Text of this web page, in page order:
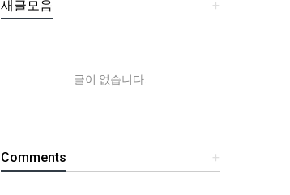
+
새글모음
글이 없습니다.
+
Comments